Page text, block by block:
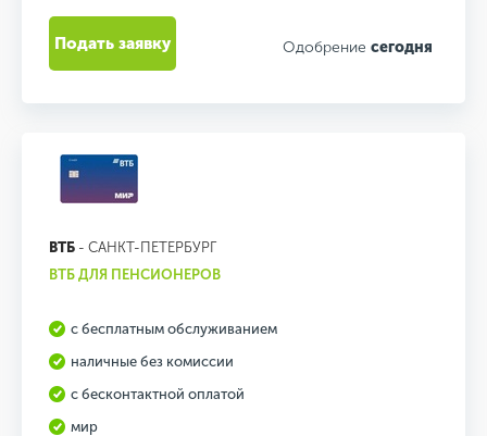
Одобрение сегодня
Подать заявку
ВТБ - САНКТ-ПЕТЕРБУРГ
ВТБ ДЛЯ ПЕНСИОНЕРОВ
с бесплатным обслуживанием
наличные без комиссии
с бесконтактной оплатой
мир